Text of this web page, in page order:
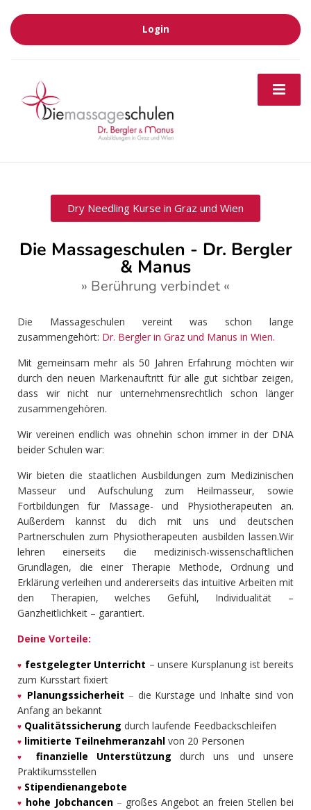
Login
Dry Needling Kurse in Graz und Wien
Die Massageschulen - Dr. Bergler
& Manus
» Berührung verbindet «
Die Massageschulen vereint was schon lange
zusammengehört: Dr. Bergler in Graz und Manus in Wien.
Mit gemeinsam mehr als 50 Jahren Erfahrung möchten wir
durch den neuen Markenauftritt für alle gut sichtbar zeigen,
dass wir nicht nur unternehmensrechtlich schon länger
zusammengehören.
Wir vereinen endlich was ohnehin schon immer in der DNA
beider Schulen war:
Wir bieten die staatlichen Ausbildungen zum Medizinischen
Masseur und Aufschulung zum Heilmasseur, sowie
Fortbildungen für Massage- und Physiotherapeuten an.
Außerdem kannst du dich mit uns und deutschen
Partnerschulen zum Physiotherapeuten ausbilden lassen.Wir
lehren einerseits die medizinisch-wissenschaftlichen
Grundlagen, die einer Therapie Methode, Ordnung und
Erklärung verleihen und andererseits das intuitive Arbeiten mit
den Therapien, welches Gefühl, Individualität –
Ganzheitlichkeit – garantiert.
Deine Vorteile:
♥ festgelegter Unterricht – unsere Kursplanung ist bereits
zum Kursstart fixiert
♥ Planungssicherheit – die Kurstage und Inhalte sind von
Anfang an bekannt
♥ Qualitätssicherung durch laufende Feedbackschleifen
♥ limitierte Teilnehmeranzahl von 20 Personen
♥ finanzielle Unterstützung
durch uns und unsere
Praktikumsstellen
♥ Stipendienangebote
♥ hohe Jobchancen– großes Angebot an freien Stellen bei